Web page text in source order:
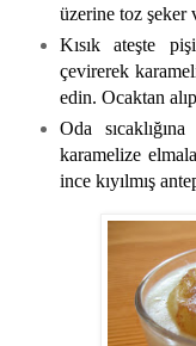
üzerine toz şeker
Kısık ateşte
çevirerek
edin. Ocaktan
Oda
karamelize
ince kıyılmış